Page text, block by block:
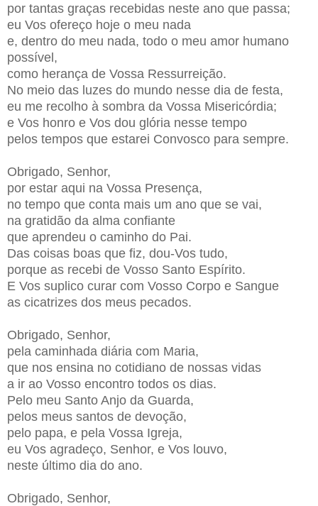
por tantas graças recebidas neste ano que passa;
eu Vos ofereço hoje o meu nada
e, dentro do meu nada, todo o meu amor humano
possível,
como herança de Vossa Ressurreição.
No meio das luzes do mundo nesse dia de festa,
eu me recolho à sombra da Vossa Misericórdia;
e Vos honro e Vos dou glória nesse tempo
pelos tempos que estarei Convosco para sempre.
Obrigado, Senhor,
por estar aqui na Vossa Presença,
no tempo que conta mais um ano que se vai,
na gratidão da alma confiante
que aprendeu o caminho do Pai.
Das coisas boas que fiz, dou-Vos tudo,
porque as recebi de Vosso Santo Espírito.
E Vos suplico curar com Vosso Corpo e Sangue
as cicatrizes dos meus pecados.
Obrigado, Senhor,
pela caminhada diária com Maria,
que nos ensina no cotidiano de nossas vidas
a ir ao Vosso encontro todos os dias.
Pelo meu Santo Anjo da Guarda,
pelos meus santos de devoção,
pelo papa, e pela Vossa Igreja,
eu Vos agradeço, Senhor, e Vos louvo,
neste último dia do ano.
Obrigado, Senhor,